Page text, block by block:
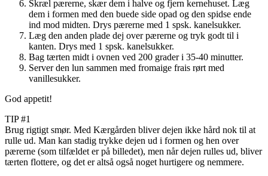
Skræl pærerne, skær dem i halve og fjern kernehuset. Læg
dem i formen med den buede side opad og den spidse ende
ind mod midten. Drys pærerne med 1 spsk. kanelsukker.
Læg den anden plade dej over pærerne og tryk godt til i
kanten. Drys med 1 spsk. kanelsukker.
Bag tærten midt i ovnen ved 200 grader i 35-40 minutter.
Server den lun sammen med fromaige frais rørt med
vanillesukker.
God appetit!
TIP #1
Brug rigtigt smør. Med Kærgården bliver dejen ikke hård nok til at
rulle ud. Man kan stadig trykke dejen ud i formen og hen over
pærerne (som tilfældet er på billedet), men når dejen rulles ud, bliver
tærten flottere, og det er altså også noget hurtigere og nemmere.